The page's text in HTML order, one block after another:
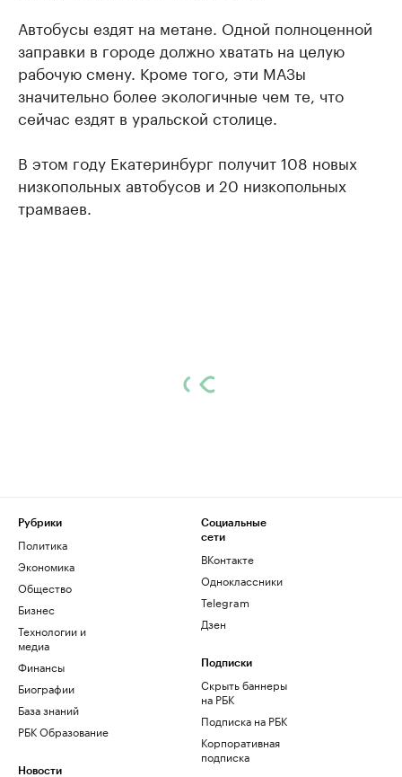
Автобусы ездят на метане. Одной полноценной
заправки в городе должно хватать на целую
рабочую смену. Кроме того, эти МАЗы
значительно более экологичные чем те, что
сейчас ездят в уральской столице.
В этом году Екатеринбург получит 108 новых
низкопольных автобусов и 20 низкопольных
трамваев.
Рубрики
Политика
Экономика
Общество
Бизнес
Технологии и
медиа
Финансы
Биографии
База знаний
РБК Образование
Новости
Социальные
сети
ВКонтакте
Одноклассники
Telegram
Дзен
Подписки
Скрыть баннеры
на РБК
Подписка на РБК
Корпоративная
подписка